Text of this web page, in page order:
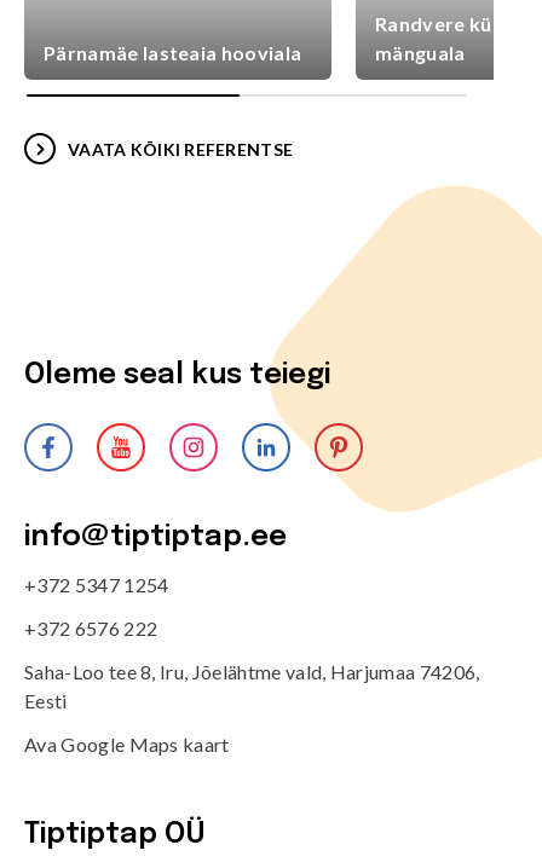
Pärnamäe lasteaia hooviala
Randvere
mänguala
VAATA KÕIKI REFERENTSE
Oleme seal kus teiegi
info@tiptiptap.ee
+372 5347 1254
+372 6576 222
Saha-Loo tee 8, Iru, Jõelähtme vald, Harjumaa 74206,
Eesti
Ava Google Maps kaart
Tiptiptap OÜ